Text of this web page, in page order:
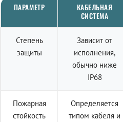
ПАРАМЕТР
КАБЕЛЬНАЯ
СИСТЕМА
Степень
защиты
Зависит от
исполнения,
обычно ниже
IP68
Пожарная
стойкость
Определяется
типом кабеля и